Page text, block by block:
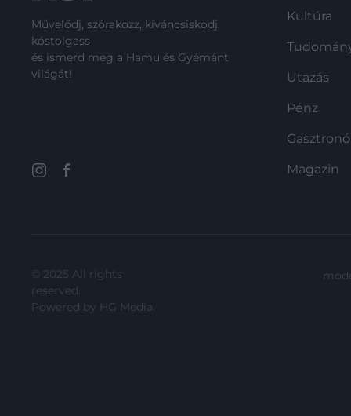
Művelődj, szórakozz, kíváncsiskodj,
kóstolgass
és ismerd meg a Hamu és Gyémánt
világát!
Kultúra
Utazás
Pénz
Magazin
© 2025 All rights
reserved.
Powered by HG Media.